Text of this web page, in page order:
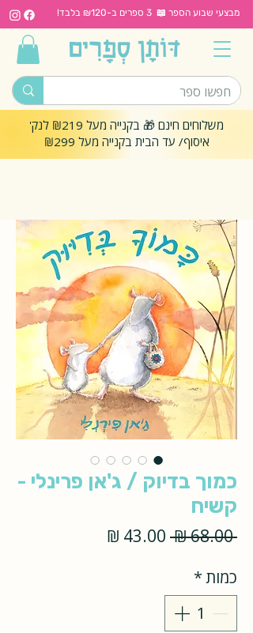
מבצעי שבוע הספר 📖 3 ספרים ב-₪120 בלבד!
משלוחים חינם 🎁 בקנייה מעל ₪219 לנק'
איסוף/ עד הבית בקנייה מעל ₪299
כמוך בדיוק / ג'אן פרינלי -
קשיח
‏68.00 ‏₪
מחיר
כמות*